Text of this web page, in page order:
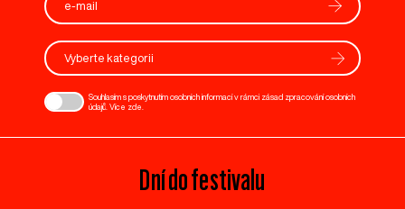
Vyberte kategorii
Souhlasím s poskytnutím osobních informací v rámci zásad zpracování osobních
údajů. Více zde
Dní do festivalu